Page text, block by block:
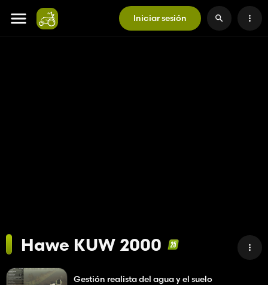
Iniciar sesión
Hawe KUW 2000
Gestión realista del agua y el suelo